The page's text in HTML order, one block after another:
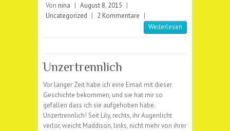
Von nina | August 8, 2015 |
Uncategorized | 2 Kommentare |
Weiterlesen
Unzertrennlich
Vor langer Zeit habe ich eine Email mit dieser
Geschichte bekommen, und sie hat mir so
gefallen dass ich sie aufgehoben habe.
Unzertrennlich! Seit Lily, rechts, ihr Augenlicht
verlor, weicht Maddison, links, nicht mehr von ihrer